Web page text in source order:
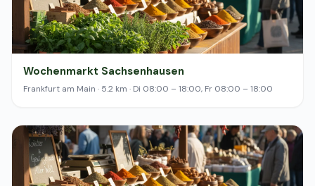
Wochenmarkt Sachsenhausen
Frankfurt am Main · 5.2 km · Di 08:00 – 18:00, Fr 08:00 – 18:00